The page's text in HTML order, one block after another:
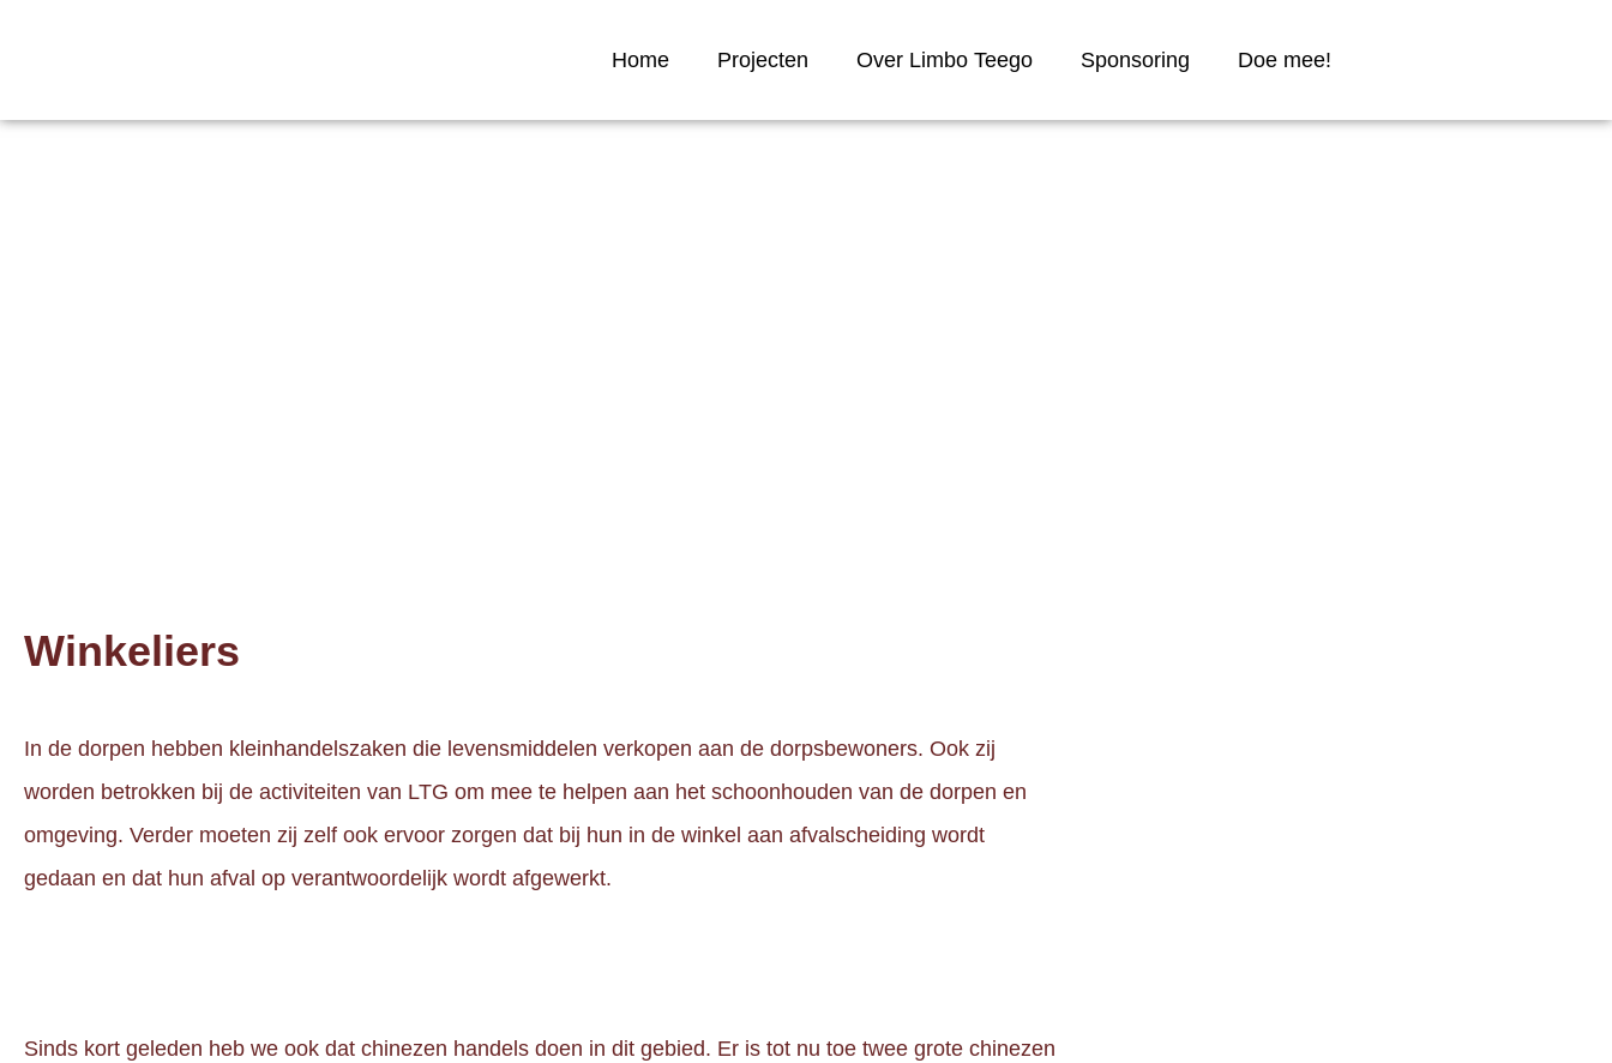
Home Projecten Over Limbo Teego Sponsoring Doe mee!
Winkeliers
In de dorpen hebben kleinhandelszaken die levensmiddelen verkopen aan de dorpsbewoners. Ook zij
worden betrokken bij de activiteiten van LTG om mee te helpen aan het schoonhouden van de dorpen en
omgeving. Verder moeten zij zelf ook ervoor zorgen dat bij hun in de winkel aan afvalscheiding wordt
gedaan en dat hun afval op verantwoordelijk wordt afgewerkt.
Sinds kort geleden heb we ook dat chinezen handels doen in dit gebied. Er is tot nu toe twee grote chinezen